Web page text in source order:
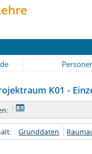
K01 -
Grunddaten